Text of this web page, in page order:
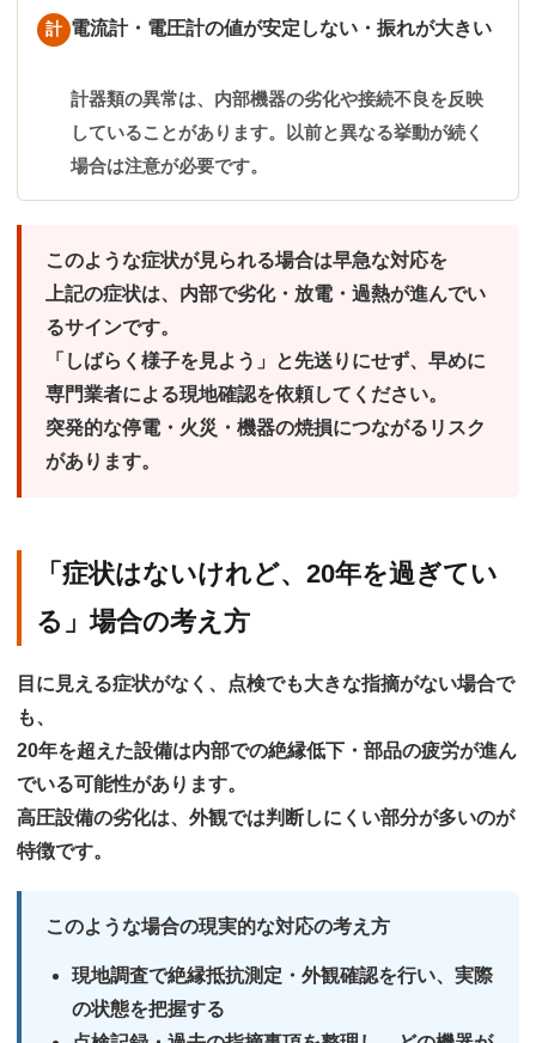
計 電流計・電圧計の値が安定しない・振れが大きい
計器類の異常は、内部機器の劣化や接続不良を反映
していることがあります。以前と異なる挙動が続く
場合は注意が必要です。
このような症状が見られる場合は早急な対応を
上記の症状は、内部で劣化・放電・過熱が進んでい
るサインです。
「しばらく様子を見よう」と先送りにせず、早めに
専門業者による現地確認を依頼してください。
突発的な停電・火災・機器の焼損につながるリスク
があります。
「症状はないけれど、20年を過ぎてい
る」場合の考え方
目に見える症状がなく、点検でも大きな指摘がない場合で
も、
20年を超えた設備は内部での絶縁低下・部品の疲労が進ん
でいる可能性があります。
高圧設備の劣化は、外観では判断しにくい部分が多いのが
特徴です。
このような場合の現実的な対応の考え方
現地調査で絶縁抵抗測定・外観確認を行い、実際
の状態を把握する